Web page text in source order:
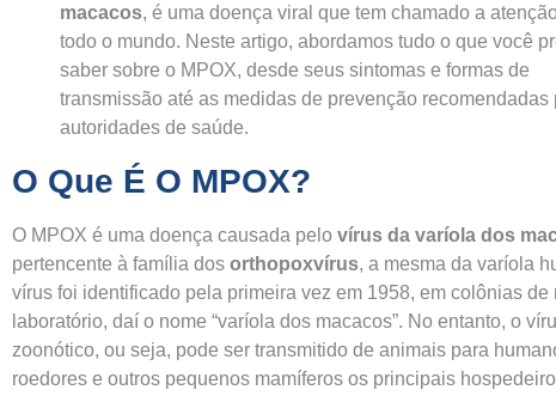
macacos, é uma doença viral que tem chamado a
todo o mundo. Neste artigo, abordamos tudo o que você
saber sobre o MPOX, desde seus sintomas e formas de
transmissão até as medidas de prevenção recomendadas
autoridades de saúde.
O Que É O MPOX?
O MPOX é uma doença causada pelo vírus da varíola dos
pertencente à família dos orthopoxvírus, a mesma da varíola
vírus foi identificado pela primeira vez em 1958, em colônias de
laboratório, daí o nome “varíola dos macacos”. No entanto, o
zoonótico, ou seja, pode ser transmitido de animais para
roedores e outros pequenos mamíferos os principais